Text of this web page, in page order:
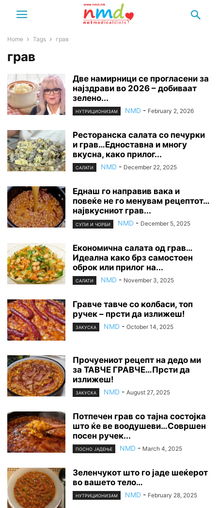
Home Tags грав
грав
Две намирници се прогласени за
најздрави во 2026 – добиваат
зелено...
НУТРИЦИОНИЗАМ NMD - February 2, 2026
Ресторанска салата со печурки
и грав…Едноставна и многу
вкусна, како прилог...
САЛАТИ NMD - December 22, 2025
Еднаш го направив вака и
повеќе не го менувам рецептот…
највкусниот грав...
СУПИ И ЧОРБИ NMD - December 5, 2025
Економична салата од грав…
Идеална како брз самостоен
оброк или прилог на...
САЛАТИ NMD - November 3, 2025
Гравче тавче со колбаси, топ
ручек – прсти да излижеш!
ЗАКУСКА NMD - October 14, 2025
Прочуениот рецепт на дедо ми
за ТАВЧЕ ГРАВЧЕ…Прсти да
излижеш!
ЗАКУСКА NMD - August 27, 2025
Потпечен грав со тајна состојка
што ќе ве воодушеви…Совршен
посен ручек...
ПОСНО ЈАДЕЊЕ NMD - March 4, 2025
Зеленчукот што го јаде шеќерот
во вашето тело…
НУТРИЦИОНИЗАМ NMD - February 28, 2025